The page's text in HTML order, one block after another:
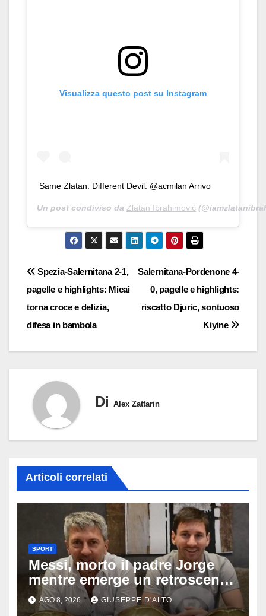
Visualizza questo post su Instagram
Same Zlatan. Different Devil. @acmilan Arrivo
Un post condiviso da Zlatan Ibrahimović
Navigazione
articoli
Salernitana-Pordenone 4-
0, pagelle e highlights:
riscatto Djuric, sontuoso
Kiyine
Spezia-Salernitana 2-1,
pagelle e highlights: Micai
torna croce e delizia,
difesa in bambola
Di Alex Zattarin
Articoli correlati
SPORT
Messi, morto il padre Jorge
mentre emerge un retroscena
choc: le minacce di morte al
fuoriclasse durante i Mondiali
AGO 8, 2026 GIUSEPPE D'ALTO